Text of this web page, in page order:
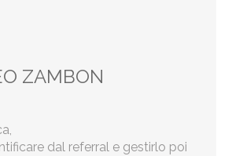
ZAMBON
dal referral e gestirlo poi